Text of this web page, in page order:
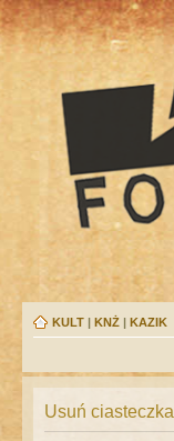
KULT | KNŻ | KAZIK
Usuń ciasteczka